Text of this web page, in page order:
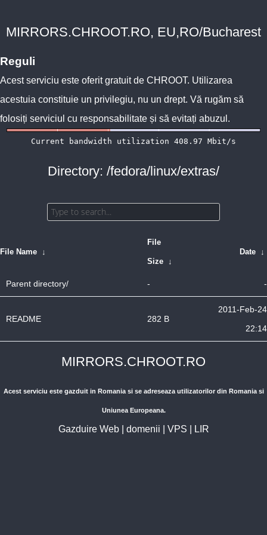
MIRRORS.CHROOT.RO, EU,RO/Bucharest
Reguli
Acest serviciu este oferit gratuit de CHROOT. Utilizarea
acestuia constituie un privilegiu, nu un drept. Vă rugăm să
folosiți serviciul cu responsabilitate și să evitați abuzul.
Directory: /fedora/linux/extras/
File Name ↓
File
Size ↓
Date ↓
Parent directory/ - -
README 282 B
2011-Feb-24
22:14
MIRRORS.CHROOT.RO
Acest serviciu este gazduit in Romania si se adreseaza utilizatorilor din Romania si
Uniunea Europeana.
Gazduire Web| domenii VPS LIR